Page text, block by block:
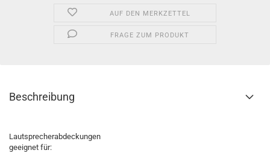
AUF DEN MERKZETTEL
FRAGE ZUM PRODUKT
Beschreibung
Lautsprecherabdeckungen
geeignet für: